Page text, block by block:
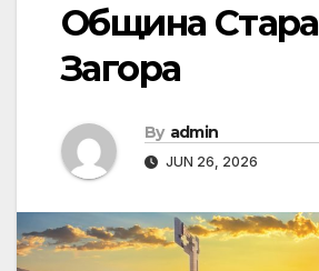
Община Стара
Загора
By admin
JUN 26, 2026